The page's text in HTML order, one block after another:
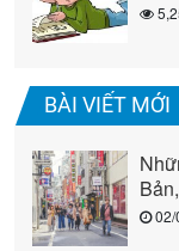
BÀI VIẾT MỚI
02/